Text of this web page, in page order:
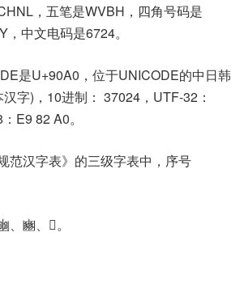
，五笔是WVBH，四角号码是
中文电码是6724。
是U+90A0，位于UNICODE的中日韩
字)，10进制： 37024，UTF-32：
E9 82 A0。
范汉字表》的三级字表中，序号
豳、𡺳。